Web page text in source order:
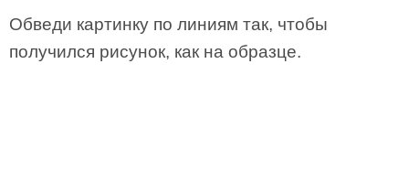
Обведи картинку по линиям так, чтобы
получился рисунок, как на образце.